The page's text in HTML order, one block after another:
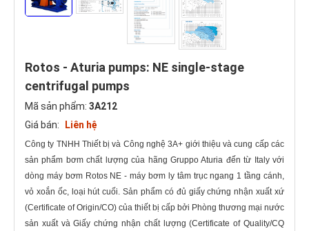
Rotos - Aturia pumps: NE single-stage
centrifugal pumps
Mã sản phẩm: 3A212
Giá bán:
Liên hệ
Công ty TNHH Thiết bị và Công nghệ 3A+ giới thiệu và cung cấp các
sản phẩm bơm chất lượng của hãng Gruppo Aturia đến từ Italy với
dòng máy bơm Rotos NE - máy bơm ly tâm trục ngang 1 tầng cánh,
vỏ xoắn ốc, loại hút cuối. Sản phẩm có đủ giấy chứng nhận xuất xứ
(Certificate of Origin/CO) của thiết bị cấp bởi Phòng thương mại nước
sản xuất và Giấy chứng nhận chất lượng (Certificate of Quality/CQ